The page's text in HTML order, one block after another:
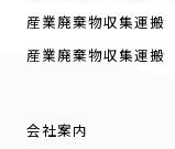
産業廃棄物収集運
産業廃棄物収集運
会社案内